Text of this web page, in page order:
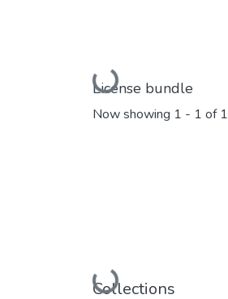
Loading...
License bundle
Now showing 1 - 1 of 1
Loading...
Collections